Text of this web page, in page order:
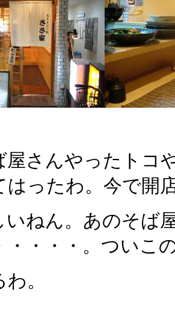
さんやったトコ
はったわ。今で開
いねん。あのそば
・・・・。ついこ
。